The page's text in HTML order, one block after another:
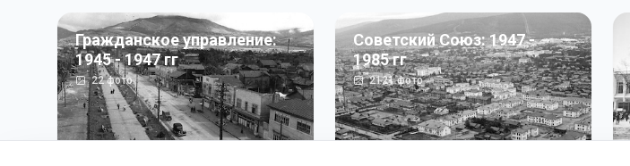
Гражданское управление:
1945 - 1947 гг
22фото
Советский Союз: 1947 -
1985 гг
2121фото